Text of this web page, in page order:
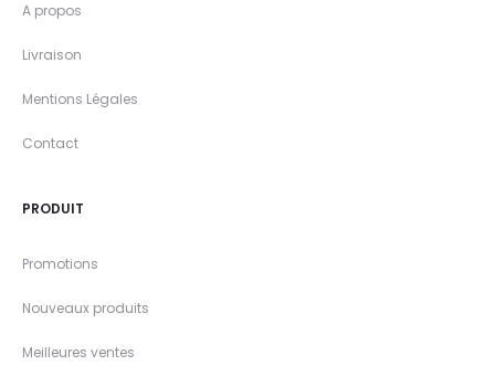
A propos
Livraison
Mentions Légales
Contact
PRODUIT
Promotions
Nouveaux produits
Meilleures ventes